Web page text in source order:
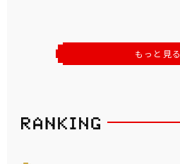
もっと見る